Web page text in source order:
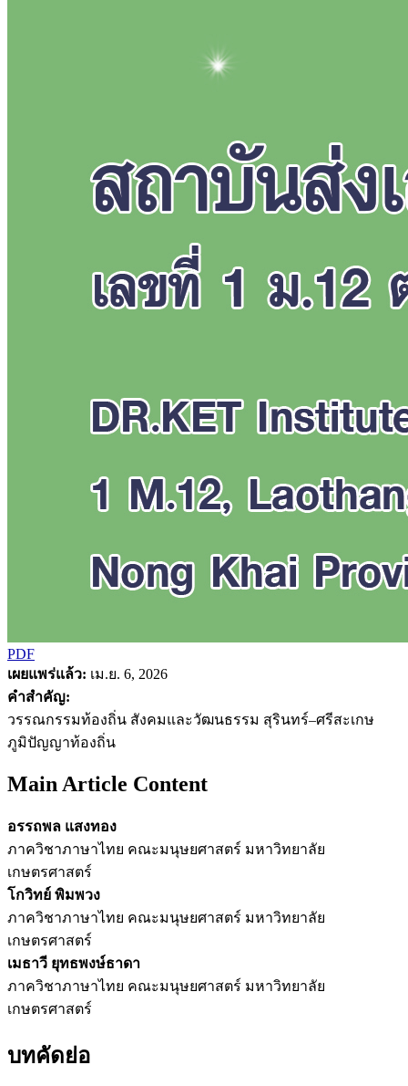
PDF
เผยแพร่แล้ว: เม.ย. 6, 2026
คำสำคัญ:
วรรณกรรมท้องถิ่น สังคมและวัฒนธรรม สุรินทร์–ศรีสะเกษ
ภูมิปัญญาท้องถิ่น
Main Article Content
อรรถพล แสงทอง
ภาควิชาภาษาไทย คณะมนุษยศาสตร์ มหาวิทยาลัย
เกษตรศาสตร์
โกวิทย์ พิมพวง
ภาควิชาภาษาไทย คณะมนุษยศาสตร์ มหาวิทยาลัย
เกษตรศาสตร์
เมธาวี ยุทธพงษ์ธาดา
ภาควิชาภาษาไทย คณะมนุษยศาสตร์ มหาวิทยาลัย
เกษตรศาสตร์
บทคัดย่อ